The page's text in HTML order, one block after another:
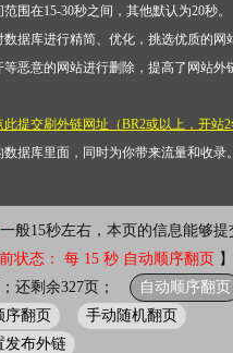
围在15-30秒之间，其他默认为20秒
据库进行精简、优化，挑选优质的网
恶意的网站进行删除，提高了网站外
此提交刷外链网址（BR2或以上，开站
数据库里面，同时为你带来流量和收录
一般15秒左右，本页的信息能够提
状态： 每 15 秒 自动顺序翻页 】
还剩余327页；
自动顺序翻页
序翻页
手动随机翻页
发布外链